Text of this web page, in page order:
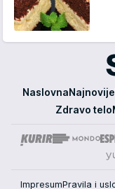
Sensa
NaslovnaNajnovije
Zdravo telo
ImpresumPravila i